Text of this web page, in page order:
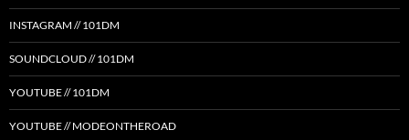
INSTAGRAM // 101DM
SOUNDCLOUD // 101DM
YOUTUBE // 101DM
YOUTUBE // MODEONTHEROAD